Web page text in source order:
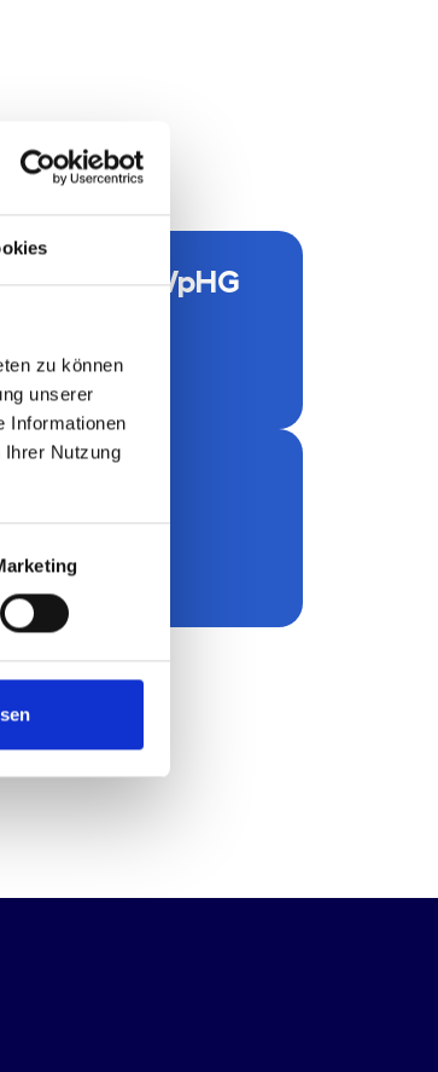
zu können
unserer
Informationen
Ihrer Nutzung
und WpHG